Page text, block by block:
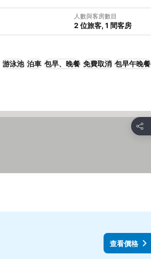
人數與客房數目
2 位旅客, 1 間客房
游泳池 泊車 包早、晚餐 免費取消 包早午晚餐
分享
查看價格